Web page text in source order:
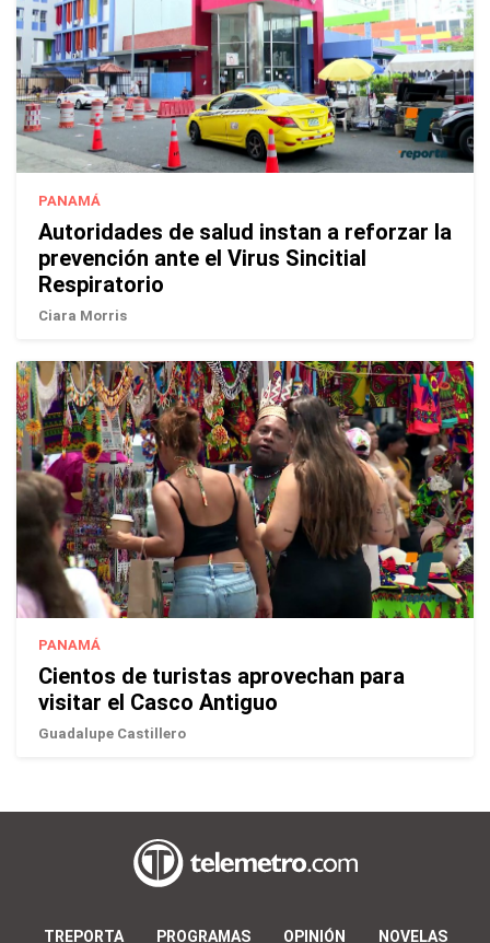
PANAMÁ
Autoridades de salud instan a reforzar la
prevención ante el Virus Sincitial
Respiratorio
Ciara Morris
PANAMÁ
Cientos de turistas aprovechan para
visitar el Casco Antiguo
Guadalupe Castillero
TREPORTA PROGRAMAS OPINIÓN NOVELAS